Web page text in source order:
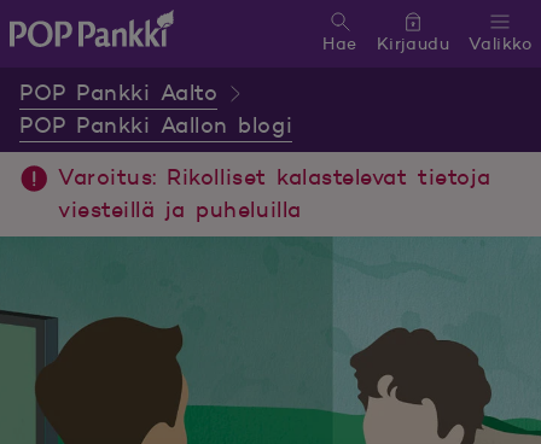
Valikko
Hae Kirjaudu
POP Pankki Aalto
POP Pankki Aallon blogi
Varoitus: Rikolliset kalastelevat tietoja
viesteillä ja puheluilla